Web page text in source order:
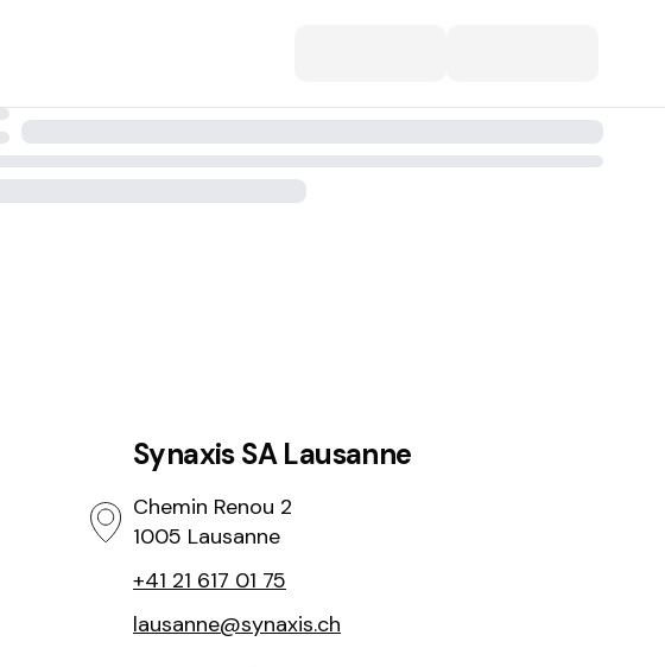
Synaxis SA Lausanne
Chemin Renou 2
1005 Lausanne
+41 21 617 01 75
lausanne@synaxis.ch